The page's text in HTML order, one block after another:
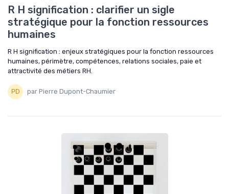
R H signification : clarifier un sigle
stratégique pour la fonction ressources
humaines
R H signification : enjeux stratégiques pour la fonction ressources
humaines, périmètre, compétences, relations sociales, paie et
attractivité des métiers RH.
par Pierre Dupont-Chaumier